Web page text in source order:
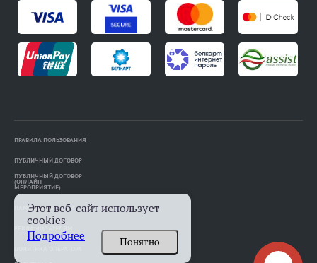
ПРАВИЛА ПОЛЬЗОВАНИЯ
ПУБЛИЧНЫЙ ДОГОВОР
ПУБЛИЧНЫЙ ДОГОВОР
(ОНЛАЙН-
МЕРОПРИЯТИЕ)
ПАМЯТКА АВТОРАМ
Этот веб-сайт использует
cookies
Подробнее
Понятно